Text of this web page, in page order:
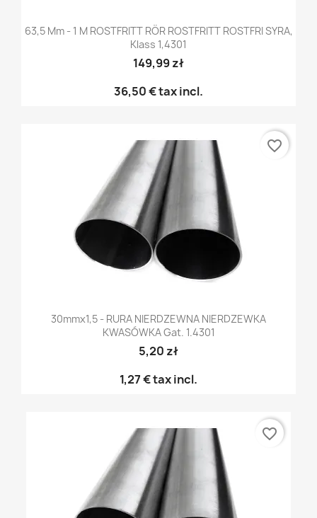
63,5 Mm - 1 M ROSTFRITT RÖR ROSTFRITT ROSTFRI SYRA,
Klass 1,4301
149,99 zł
36,50 €tax incl.
30mmx1,5 - RURA NIERDZEWNA NIERDZEWKA
KWASÓWKA Gat. 1.4301
5,20 zł
1,27 €tax incl.
favorite_border
favorite_border